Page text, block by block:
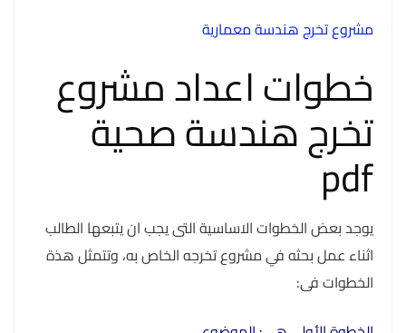
مشروع تخرج هندسة معمارية
خطوات اعداد مشروع
تخرج هندسة صحية
pdf
يوجد بعض الخطوات الاساسية التى يجب ان يتبعها الطالب
اثناء عمل بحثه في مشروع تخرجه الخاص به، وتتمثل هذة
الخطوات فى: